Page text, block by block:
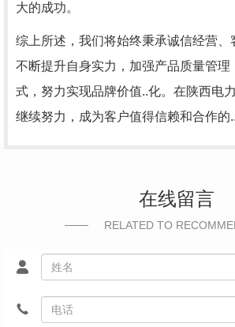
大的成功。
综上所述，我们将始终秉承诚信经营、
不断提升自身实力，加强产品质量管理
式，努力实现品牌价值..化。在陕西电
继续努力，成为客户值得信赖和合作的..
在线留言
RELATED TO